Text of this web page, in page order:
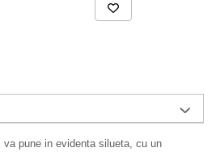
pune in evidenta silueta, cu un